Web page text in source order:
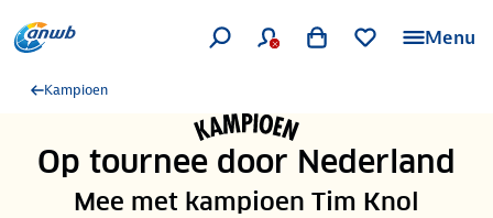
Menu
Kampioen
Op tournee door Nederland
Mee met kampioen Tim Knol